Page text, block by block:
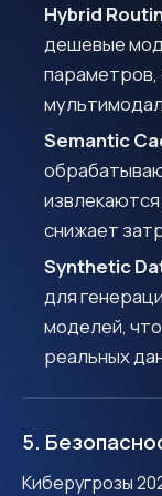
Hybrid
дешевые
параметров,
Semantic
снижает
Synthetic
для
моделей,
реальных
5.
Киберугрозы